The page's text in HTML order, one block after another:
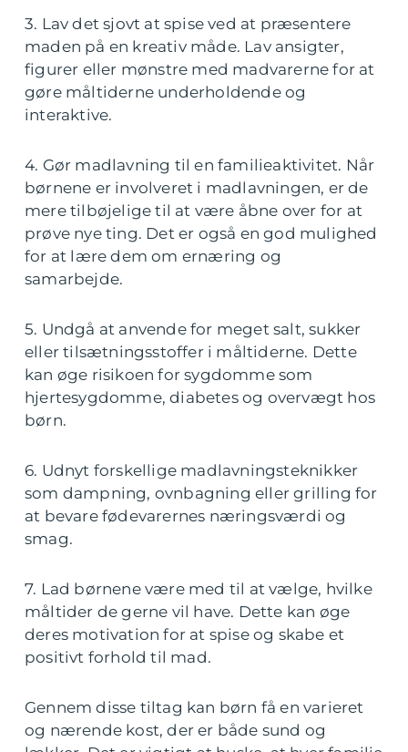
3. Lav det sjovt at spise ved at præsentere
maden på en kreativ måde. Lav ansigter,
figurer eller mønstre med madvarerne for at
gøre måltiderne underholdende og
interaktive.
4. Gør madlavning til en familieaktivitet. Når
børnene er involveret i madlavningen, er de
mere tilbøjelige til at være åbne over for at
prøve nye ting. Det er også en god mulighed
for at lære dem om ernæring og
samarbejde.
5. Undgå at anvende for meget salt, sukker
eller tilsætningsstoffer i måltiderne. Dette
kan øge risikoen for sygdomme som
hjertesygdomme, diabetes og overvægt hos
børn.
6. Udnyt forskellige madlavningsteknikker
som dampning, ovnbagning eller grilling for
at bevare fødevarernes næringsværdi og
smag.
7. Lad børnene være med til at vælge, hvilke
måltider de gerne vil have. Dette kan øge
deres motivation for at spise og skabe et
positivt forhold til mad.
Gennem disse tiltag kan børn få en varieret
og nærende kost, der er både sund og